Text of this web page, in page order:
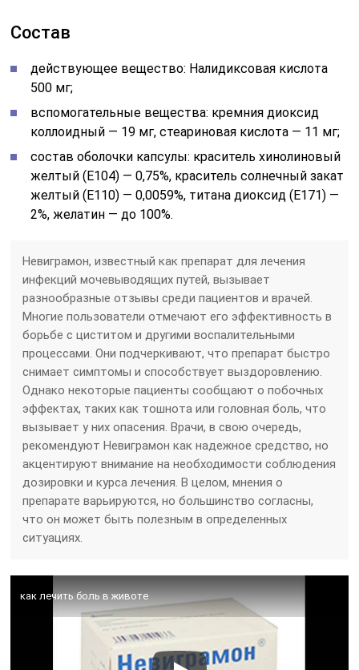
Состав
действующее вещество: Налидиксовая кислота
500 мг;
вспомогательные вещества: кремния диоксид
коллоидный — 19 мг, стеариновая кислота — 11 мг;
состав оболочки капсулы: краситель хинолиновый
желтый (E104) — 0,75%, краситель солнечный закат
желтый (E110) — 0,0059%, титана диоксид (E171) —
2%, желатин — до 100%.
Невиграмон, известный как препарат для лечения
инфекций мочевыводящих путей, вызывает
разнообразные отзывы среди пациентов и врачей.
Многие пользователи отмечают его эффективность в
борьбе с циститом и другими воспалительными
процессами. Они подчеркивают, что препарат быстро
снимает симптомы и способствует выздоровлению.
Однако некоторые пациенты сообщают о побочных
эффектах, таких как тошнота или головная боль, что
вызывает у них опасения. Врачи, в свою очередь,
рекомендуют Невиграмон как надежное средство, но
акцентируют внимание на необходимости соблюдения
дозировки и курса лечения. В целом, мнения о
препарате варьируются, но большинство согласны,
что он может быть полезным в определенных
ситуациях.
как лечить боль в животе